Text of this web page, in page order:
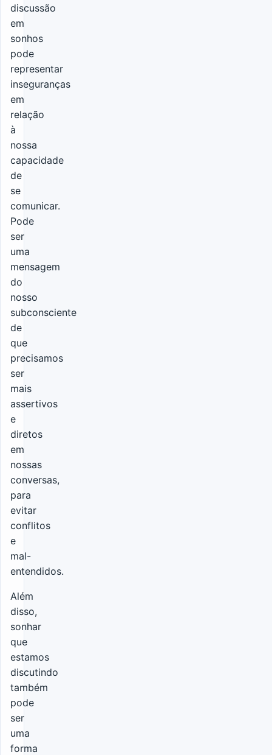
discussão
em
sonhos
pode
representar
inseguranças
em
relação
à
nossa
capacidade
de
se
comunicar.
Pode
ser
uma
mensagem
do
nosso
subconsciente
de
que
precisamos
ser
mais
assertivos
e
diretos
em
nossas
conversas,
para
evitar
conflitos
e
mal-
entendidos.
Além
disso,
sonhar
que
estamos
discutindo
também
pode
ser
uma
forma